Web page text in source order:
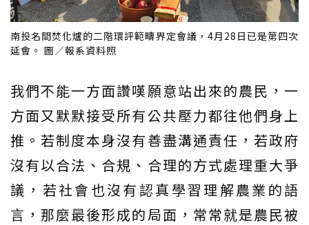
南投名間焚化爐的二階環評範疇界定會議，4月28日已是第四次
延會。 圖／報系資料照
我們不能一方面讚嘆願意站出來的農民，一
方面又默默接受所有公共壓力都往他們身上
推。若制度本身沒有善盡溝通責任，若政府
沒有以合法、合規、合理的方式處理重大爭
議，若社會也沒有認真學習理解農業的語
言，那麼最後形成的局面，常常就是農民被